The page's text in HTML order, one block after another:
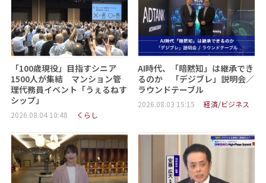
「100歳現役」目指すシニア
1500人が集結 マンション管
理代務員イベント「うぇるねす
シップ」
2026.08.04 10:48 くらし
AI時代、「暗黙知」は継承でき
るのか 「デジブレ」説明会／
ラウンドテーブル
2026.08.03 15:15 経済/ビジネス